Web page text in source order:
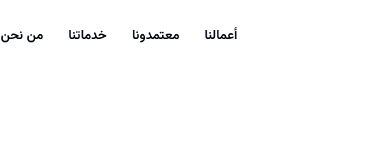
أعمالنا معتمدونا خدماتنا من نحن